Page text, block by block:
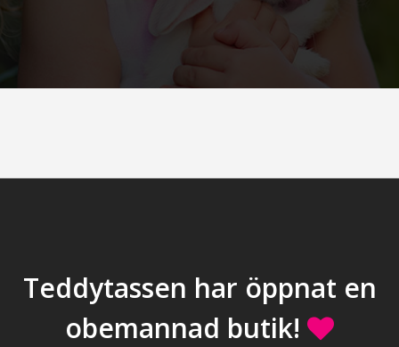
Teddytassen har öppnat en
obemannad butik!